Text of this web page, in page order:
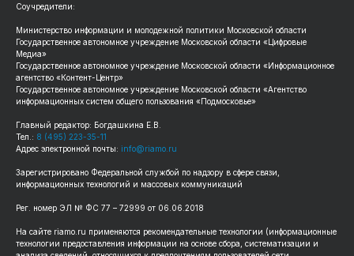
Соучредители:
Министерство информации и молодежной политики Московской области
Государственное автономное учреждение Московской области «Цифровые
Медиа»
Государственное автономное учреждение Московской области «Информационное
агентство «Контент-Центр»
Государственное автономное учреждение Московской области «Агентство
информационных систем общего пользования «Подмосковье»
Главный редактор: Богдашкина Е.В.
Тел.: 8 (495) 223-35-11
Адрес электронной почты: info@riamo.ru
Зарегистрировано Федеральной службой по надзору в сфере связи,
информационных технологий и массовых коммуникаций
Рег. номер ЭЛ № ФС 77 – 72999 от 06.06.2018
На сайте riamo.ru применяются рекомендательные технологии (информационные
технологии предоставления информации на основе сбора, систематизации и